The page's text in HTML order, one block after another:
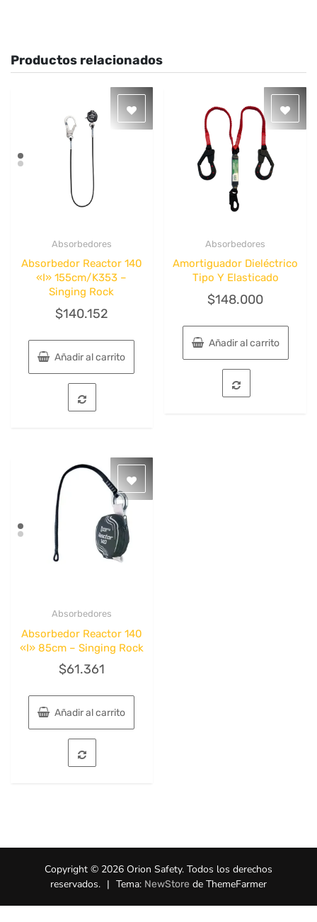
Productos relacionados
Absorbedores
Absorbedor Reactor 140
«I» 155cm/K353 –
Singing Rock
$140.152
Añadir al carrito
Absorbedores
Amortiguador Dieléctrico
Tipo Y Elasticado
$148.000
Añadir al carrito
Absorbedores
Absorbedor Reactor 140
«I» 85cm – Singing Rock
$61.361
Añadir al carrito
Copyright © 2026 Orion Safety. Todos los derechos
reservados. | Tema: NewStore de ThemeFarmer